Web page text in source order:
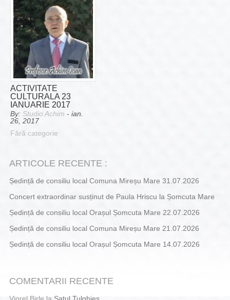
ACTIVITATE
CULTURALA 23
IANUARIE 2017
By: Studio Achim - ian.
26, 2017
Fără categorie
ARTICOLE RECENTE :
Ședință de consiliu local Comuna Mireșu Mare 31.07.2026
Concert extraordinar susținut de Paula Hriscu la Șomcuta Mare
Ședință de consiliu local Orașul Șomcuta Mare 22.07.2026
Ședință de consiliu local Comuna Mireșu Mare 21.07.2026
Ședință de consiliu local Orașul Șomcuta Mare 14.07.2026
COMENTARII RECENTE